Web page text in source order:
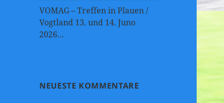
VOMAG – Treffen in Plauen /
Vogtland 13. und 14. Juno
2026…
NEUESTE KOMMENTARE